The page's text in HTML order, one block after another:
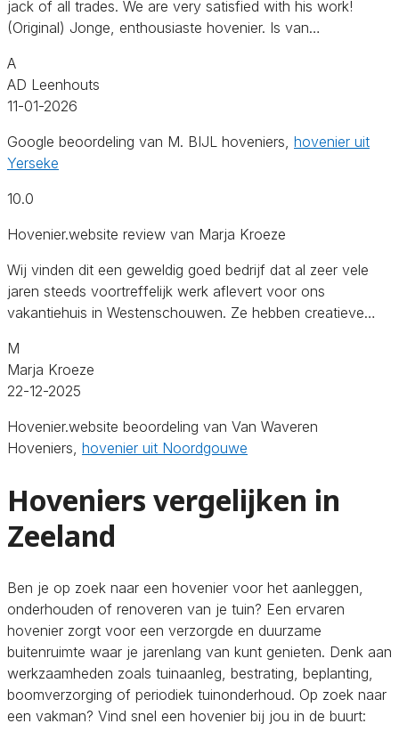
jack of all trades. We are very satisfied with his work!
(Original) Jonge, enthousiaste hovenier. Is van…
A
AD Leenhouts
11-01-2026
Google beoordeling van M. BIJL hoveniers, hovenier uit
Yerseke
10.0
Hovenier.website review van Marja Kroeze
Wij vinden dit een geweldig goed bedrijf dat al zeer vele
jaren steeds voortreffelijk werk aflevert voor ons
vakantiehuis in Westenschouwen. Ze hebben creatieve…
M
Marja Kroeze
22-12-2025
Hovenier.website beoordeling van Van Waveren
Hoveniers, hovenier uit Noordgouwe
Hoveniers vergelijken in
Zeeland
Ben je op zoek naar een hovenier voor het aanleggen,
onderhouden of renoveren van je tuin? Een ervaren
hovenier zorgt voor een verzorgde en duurzame
buitenruimte waar je jarenlang van kunt genieten. Denk aan
werkzaamheden zoals tuinaanleg, bestrating, beplanting,
boomverzorging of periodiek tuinonderhoud. Op zoek naar
een vakman? Vind snel een hovenier bij jou in de buurt: